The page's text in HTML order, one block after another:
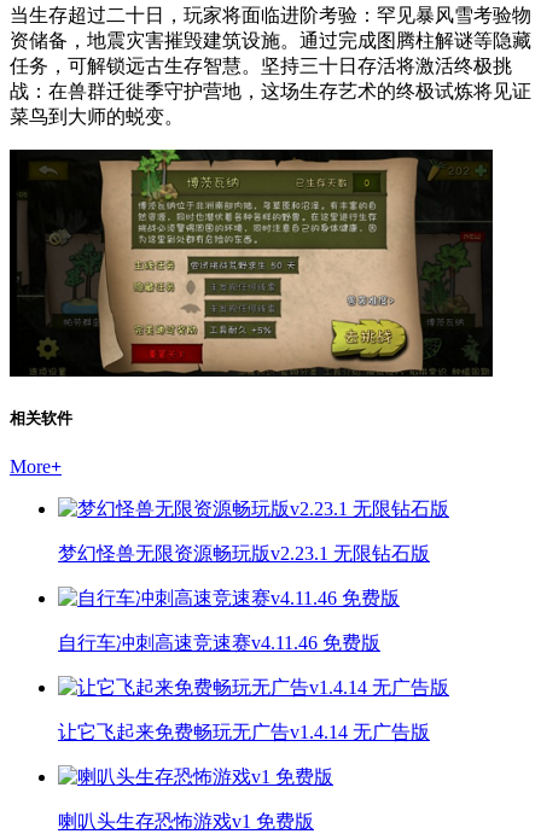
当生存超过二十日，玩家将面临进阶考验：罕见暴风雪考验物
资储备，地震灾害摧毁建筑设施。通过完成图腾柱解谜等隐藏
任务，可解锁远古生存智慧。坚持三十日存活将激活终极挑
战：在兽群迁徙季守护营地，这场生存艺术的终极试炼将见证
菜鸟到大师的蜕变。
相关软件
More+
梦幻怪兽无限资源畅玩版v2.23.1 无限钻石版
自行车冲刺高速竞速赛v4.11.46 免费版
让它飞起来免费畅玩无广告v1.4.14 无广告版
喇叭头生存恐怖游戏v1 免费版